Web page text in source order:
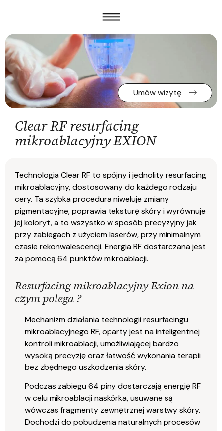
Umów wizytę
Clear RF resurfacing
mikroablacyjny EXION
Technologia Clear RF to spójny i jednolity resurfacing
mikroablacyjny, dostosowany do każdego rodzaju
cery. Ta szybka procedura niweluje zmiany
pigmentacyjne, poprawia teksturę skóry i wyrównuje
jej koloryt, a to wszystko w sposób precyzyjny jak
przy zabiegach z użyciem laserów, przy minimalnym
czasie rekonwalescencji. Energia RF dostarczana jest
za pomocą 64 punktów mikroablacji.
Resurfacing mikroablacyjny Exion na
czym polega ?
Mechanizm działania technologii resurfacingu
mikroablacyjnego RF, oparty jest na inteligentnej
kontroli mikroablacji, umożliwiającej bardzo
wysoką precyzję oraz łatwość wykonania terapii
bez zbędnego uszkodzenia skóry.
Podczas zabiegu 64 piny dostarczają energię RF
w celu mikroablacji naskórka, usuwane są
wówczas fragmenty zewnętrznej warstwy skóry.
Dochodzi do pobudzenia naturalnych procesów